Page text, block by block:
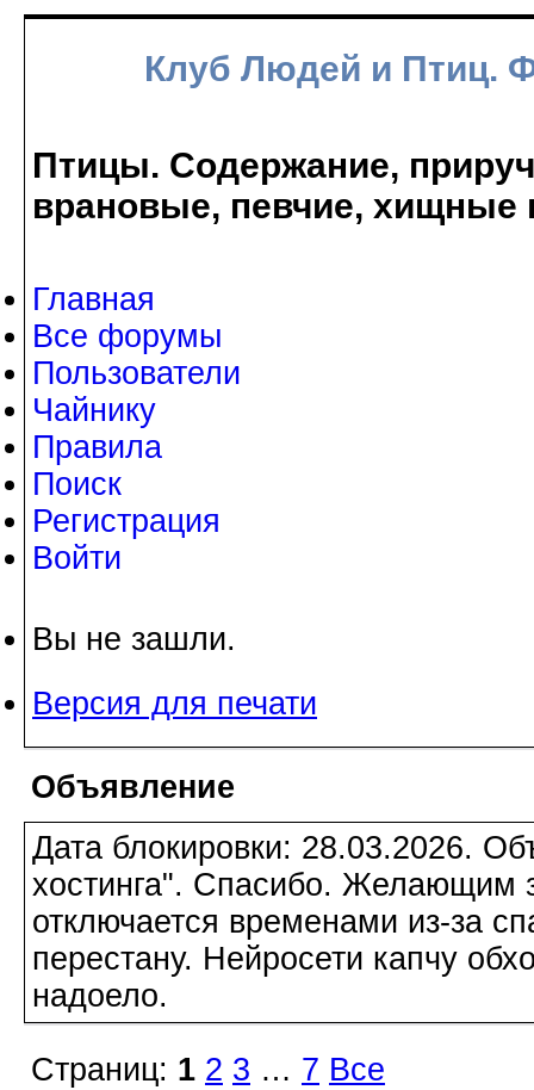
Клуб Людей и Птиц.
Птицы. Содержание,
врановые, певчие, хищные
Главная
Все форумы
Пользователи
Чайнику
Правила
Поиск
Регистрация
Войти
Вы не зашли.
Версия для печати
Объявление
Дата блокировки: 28.03.2026.
хостинга". Спасибо. Желающим
отключается временами из-за
перестану. Нейросети капчу
надоело.
Страниц: 1 2 3 … 7 Все